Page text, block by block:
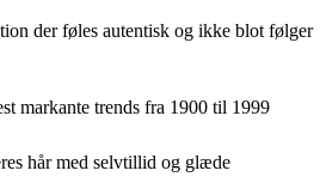
der føles autentisk og ikke blot følger
markante trends fra 1900 til 1999
hår med selvtillid og glæde